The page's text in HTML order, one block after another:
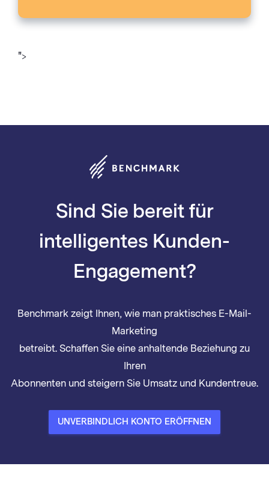
">
Sind Sie bereit für
intelligentes Kunden-
Engagement?
Benchmark zeigt Ihnen, wie man praktisches E-Mail-
Marketing
betreibt. Schaffen Sie eine anhaltende Beziehung zu
Ihren
Abonnenten und steigern Sie Umsatz und Kundentreue.
UNVERBINDLICH KONTO ERÖFFNEN